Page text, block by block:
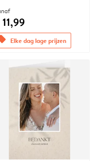
Elke dag lage prijzen